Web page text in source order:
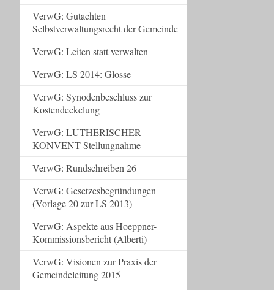
VerwG: Gutachten
Selbstverwaltungsrecht der Gemeinde
VerwG: Leiten statt verwalten
VerwG: LS 2014: Glosse
VerwG: Synodenbeschluss zur
Kostendeckelung
VerwG: LUTHERISCHER
KONVENT Stellungnahme
VerwG: Rundschreiben 26
VerwG: Gesetzesbegründungen
(Vorlage 20 zur LS 2013)
VerwG: Aspekte aus Hoeppner-
Kommissionsbericht (Alberti)
VerwG: Visionen zur Praxis der
Gemeindeleitung 2015